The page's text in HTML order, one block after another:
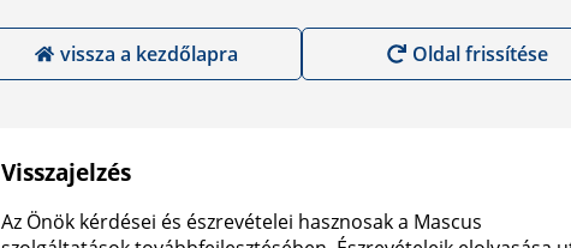
vissza a kezdőlapra Oldal frissítése
Visszajelzés
Az Önök kérdései és észrevételei hasznosak a Mascus